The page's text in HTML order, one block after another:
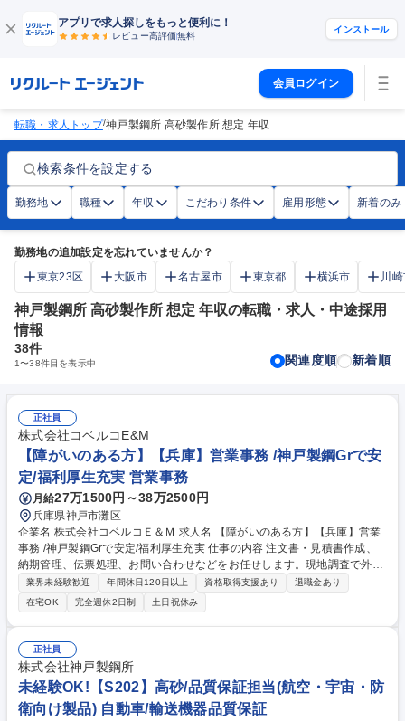
アプリで求人探しをもっと便利に！
レビュー高評価無料
インストール
会員ログイン
転職・求人トップ/神戸製鋼所 高砂製作所 想定 年収
検索条件を設定する
勤務地 職種 年収 こだわり条件 雇用形態 新着のみ
勤務地の追加設定を忘れていませんか？
東京23区
大阪市 名古屋市 東京都 横浜市 川
神戸製鋼所 高砂製作所 想定 年収の転職・求人・中途採用
情報
38件
1〜38件目を表示中 関連度順 新着順
正社員
株式会社コベルコE&M
【障がいのある方】【兵庫】営業事務 /神戸製鋼Grで安
定/福利厚生充実 営業事務
月給27万1500円～38万2500円
兵庫県神戸市灘区
企業名 株式会社コベルコＥ＆Ｍ 求人名 【障がいのある方】【兵庫】営業
事務 /神戸製鋼Grで安定/福利厚生充実 仕事の内容 注文書・見積書作成、
納期管理、伝票処理、お問い合わせなどをお任せします。現地調査で外出
も多い技術系社員が安心して業務に注力できるように、バックオフィスで
サポートするポジションです。 ※面接内容をもとにご本人の希望を考慮し
て、仕事内容を検討します。 入社後はしっかりとした育成やフォローを行
いますのでご安心ください。 就業上配慮が必要なことは遠慮なくお伝えく
ださい。 ※勤務時間の相談可能です。※建物の改変を伴う業務は含みませ
ん。 ※通院の為の時間調整についても考慮させていただきます。 【DEIの
取り組み例】玄関スロープ設置、エレベーター鏡設置、1階ユニバーサル
トイレ設置等 募集職種 【障がいのある方】【兵庫】営業事務 /神戸製鋼Gr
で安定/福利厚生充実
業界未経験歓迎 年間休日120日以上 資格取得支援あり
退職金あり
在宅OK
完全週休2日制 土日祝休み
正社員
株式会社神戸製鋼所
未経験OK!【S202】高砂/品質保証担当(航空・宇宙・防
衛向け製品) 自動車/輸送機器品質保証